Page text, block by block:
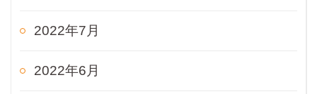
2022年7月
2022年6月